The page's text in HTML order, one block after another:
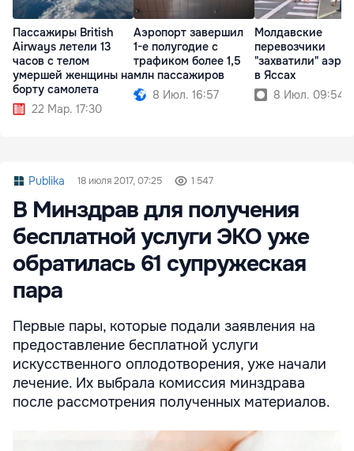
Пассажиры British
Airways летели 13
часов с телом
умершей женщины на
борту самолета
22 Мар. 17:30
Аэропорт завершил
1-е полугодие с
трафиком более 1,5
млн пассажиров
8 Июл. 16:57
Молдавские
перевозчики
"захватили"
в Яссах
8 Июл. 09:54
Publika 18 июля 2017, 07:25 1 547
В Минздрав для получения
бесплатной услуги ЭКО уже
обратилась 61 супружеская
пара
Первые пары, которые подали заявления на
предоставление бесплатной услуги
искусственного оплодотворения, уже начали
лечение. Их выбрала комиссия минздрава
после рассмотрения полученных материалов.